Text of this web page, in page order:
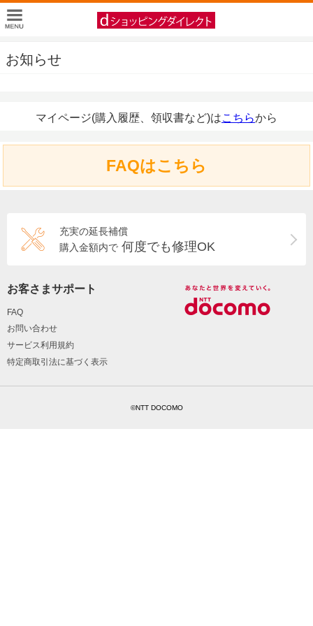
お知らせ
マイページ(購入履歴、領収書など)はこちらから
FAQはこちら
充実の延長補償
購入金額内で 何度でも修理OK
お客さまサポート
FAQ
お問い合わせ
サービス利用規約
特定商取引法に基づく表示
©NTT DOCOMO